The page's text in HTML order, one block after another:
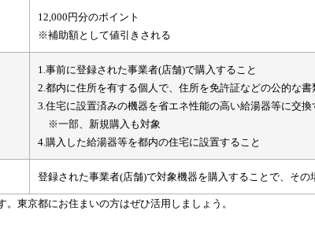
12,000円分のポイント
※補助額として値引きされる
1.事前に登録された事業者(店舗)で購入すること
2.都内に住所を有する個人で、住所を免許証などの公的な書
3.住宅に設置済みの機器を省エネ性能の高い給湯器等に交換
※一部、新規購入も対象
4.購入した給湯器等を都内の住宅に設置すること
登録された事業者(店舗)で対象機器を購入することで、その
東京都にお住まいの方はぜひ活用しましょう。